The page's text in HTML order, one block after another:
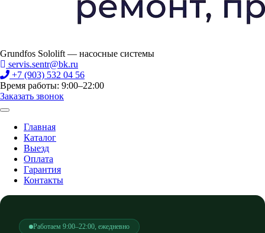
Grundfos Sololift — насосные системы
servis.sentr@bk.ru
+7 (903) 532 04 56
Время работы: 9:00–22:00
Заказать звонок
Главная
Каталог
Выезд
Оплата
Гарантия
Контакты
Работаем 9:00–22:00, ежедневно